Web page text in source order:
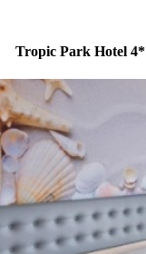
Tropic Park Hotel 4*